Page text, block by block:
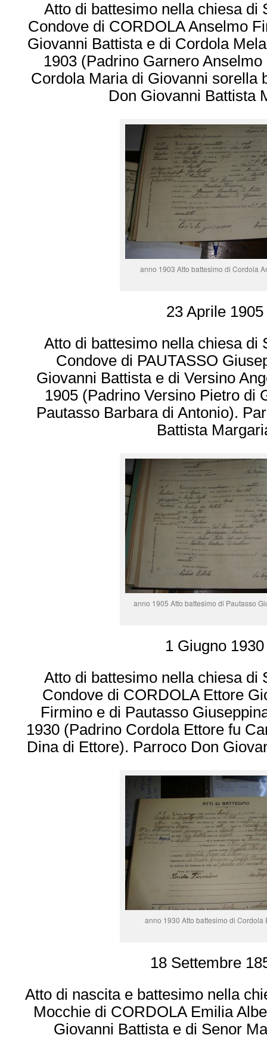
Atto di battesimo nella chiesa di
Condove di CORDOLA Anselmo
Giovanni Battista e di Cordola
1903 (Padrino Garnero
Cordola Maria di Giovanni sorella
Don Giovanni Battista
anno 1903 Atto battesimo di Cordola
23 Aprile 1905
Atto di battesimo nella chiesa di
Condove di PAUTASSO
Giovanni Battista e di Versino
1905 (Padrino Versino Pietro di
Pautasso Barbara di Antonio).
Battista
anno 1905 Atto battesimo di Pautasso
1 Giugno 1930
Atto di battesimo nella chiesa di
Condove di CORDOLA Ettore
Firmino e di Pautasso
1930 (Padrino Cordola Ettore fu
Dina di Ettore). Parroco Don
anno 1930 Atto battesimo di Cordola
18 Settembre
Atto di nascita e battesimo nella
Mocchie di CORDOLA Emilia
Giovanni Battista e di Senor